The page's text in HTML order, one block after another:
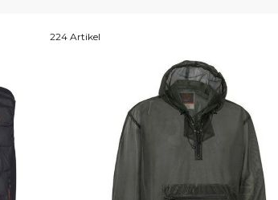
224 Artikel